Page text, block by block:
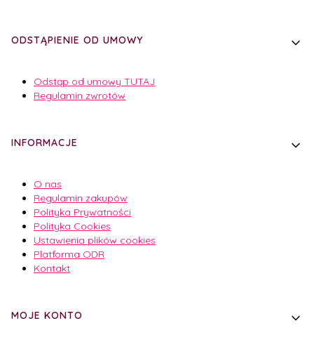
ODSTĄPIENIE OD UMOWY
Odstąp od umowy TUTAJ
Regulamin zwrotów
INFORMACJE
O nas
Regulamin zakupów
Polityka Prywatności
Polityka Cookies
Ustawienia plików cookies
Platforma ODR
Kontakt
MOJE KONTO